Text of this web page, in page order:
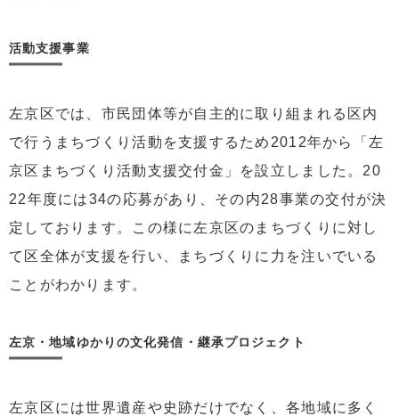
活動支援事業
左京区では、市民団体等が自主的に取り組まれる区内
で行うまちづくり活動を支援するため2012年から「左
京区まちづくり活動支援交付金」を設立しました。20
22年度には34の応募があり、その内28事業の交付が決
定しております。この様に左京区のまちづくりに対し
て区全体が支援を行い、まちづくりに力を注いでいる
ことがわかります。
左京・地域ゆかりの文化発信・継承プロジェクト
左京区には世界遺産や史跡だけでなく、各地域に多く